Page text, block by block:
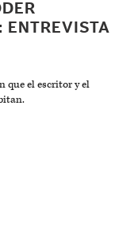
ENTREVISTA
que el escritor y el